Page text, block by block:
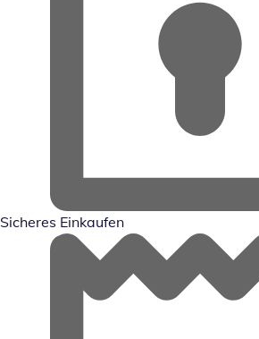
Sicheres Einkaufen